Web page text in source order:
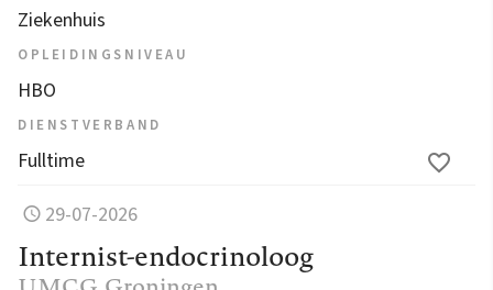
Ziekenhuis
OPLEIDINGSNIVEAU
HBO
DIENSTVERBAND
Fulltime
29-07-2026
Internist-endocrinoloog